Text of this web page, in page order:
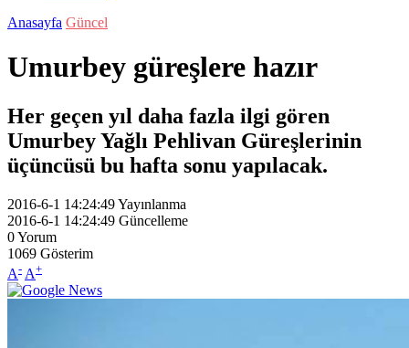
Anasayfa Güncel
Umurbey güreşlere hazır
Her geçen yıl daha fazla ilgi gören
Umurbey Yağlı Pehlivan Güreşlerinin
üçüncüsü bu hafta sonu yapılacak.
2016-6-1 14:24:49Yayınlanma
2016-6-1 14:24:49 Güncelleme
0Yorum
1069 Gösterim
A- A+